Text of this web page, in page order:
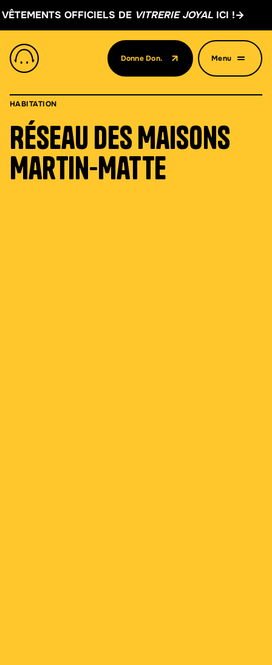
DE VITRERIE JOYALICI !
Donne Don.
(Ouvre dans un nouvel onglet)
Menu
HABITATION
Réseau des Maisons
Martin-Matte